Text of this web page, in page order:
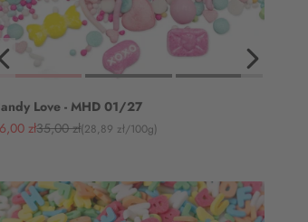
Love - MHD 01/27
złRegulärer Preis
35,00 zł(28,89 zł/100g)